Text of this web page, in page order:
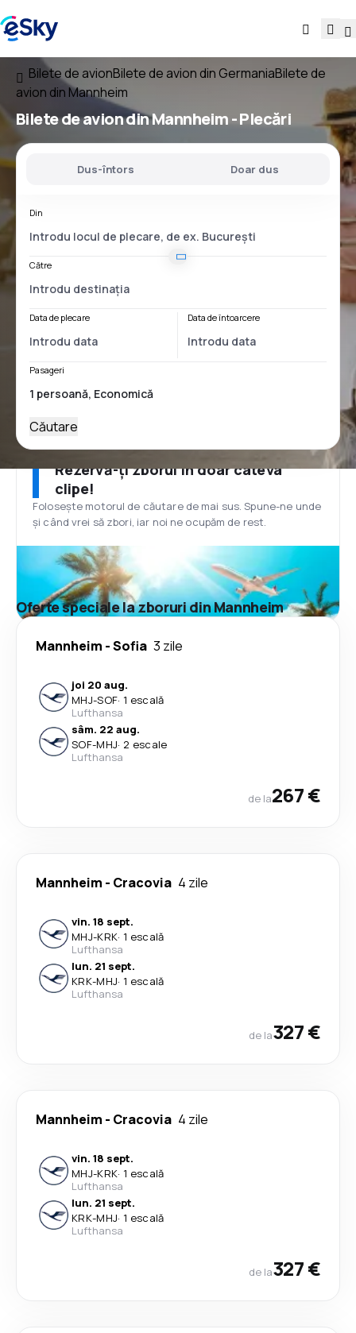
Bilete de avionBilete de avion din GermaniaBilete de
avion din Mannheim
Bilete de aviondin Mannheim- Plecări
Dus-întors Doar dus
Din
Către
Data de plecare Data de întoarcere
Pasageri
Căutare
Rezervă-ți zborul în doar câteva
clipe!
Folosește motorul de căutare de mai sus. Spune-ne unde
și când vrei să zbori, iar noi ne ocupăm de rest.
Oferte speciale la zboruri din Mannheim
Mannheim -Sofia 3 zile
joi 20 aug.
MHJ-SOF· 1 escală
Lufthansa
sâm. 22 aug.
SOF-MHJ· 2 escale
Lufthansa
de la267 €
Mannheim - Cracovia 4 zile
vin. 18 sept.
MHJ-KRK· 1 escală
Lufthansa
lun. 21 sept.
KRK-MHJ· 1 escală
Lufthansa
de la327 €
Mannheim - Cracovia 4 zile
vin. 18 sept.
MHJ-KRK· 1 escală
Lufthansa
lun. 21 sept.
KRK-MHJ· 1 escală
Lufthansa
de la327 €